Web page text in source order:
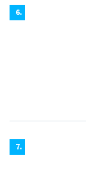
6.
7.